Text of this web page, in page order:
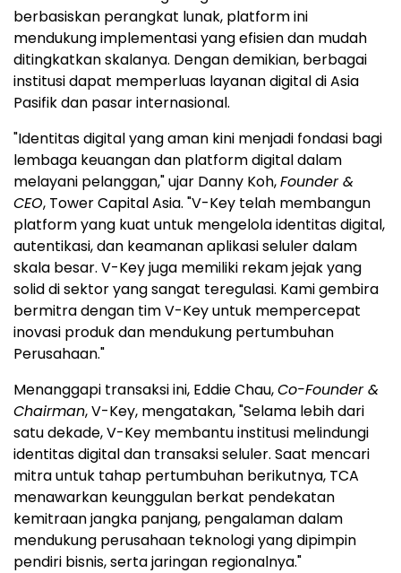
berbasiskan perangkat lunak, platform ini
mendukung implementasi yang efisien dan mudah
ditingkatkan skalanya. Dengan demikian, berbagai
institusi dapat memperluas layanan digital di Asia
Pasifik dan pasar internasional.
"Identitas digital yang aman kini menjadi fondasi bagi
lembaga keuangan dan platform digital dalam
melayani pelanggan," ujar Danny Koh,Founder &
CEO, Tower Capital Asia. "V-Key telah membangun
platform yang kuat untuk mengelola identitas digital,
autentikasi, dan keamanan aplikasi seluler dalam
skala besar. V-Key juga memiliki rekam jejak yang
solid di sektor yang sangat teregulasi. Kami gembira
bermitra dengan tim V-Key untuk mempercepat
inovasi produk dan mendukung pertumbuhan
Perusahaan."
Menanggapi transaksi ini, Eddie Chau,Co-Founder &
Chairman, V-Key, mengatakan, "Selama lebih dari
satu dekade, V-Key membantu institusi melindungi
identitas digital dan transaksi seluler. Saat mencari
mitra untuk tahap pertumbuhan berikutnya, TCA
menawarkan keunggulan berkat pendekatan
kemitraan jangka panjang, pengalaman dalam
mendukung perusahaan teknologi yang dipimpin
pendiri bisnis, serta jaringan regionalnya."